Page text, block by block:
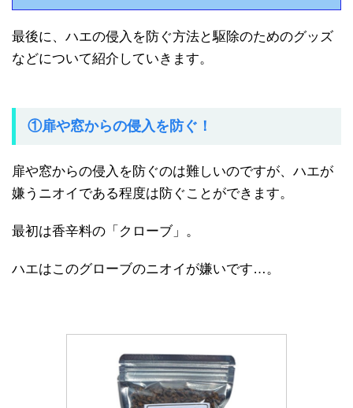
最後に、ハエの侵入を防ぐ方法と駆除のためのグッズ
などについて紹介していきます。
①扉や窓からの侵入を防ぐ！
扉や窓からの侵入を防ぐのは難しいのですが、ハエが
嫌うニオイである程度は防ぐことができます。
最初は香辛料の「クローブ」。
ハエはこのグローブのニオイが嫌いです…。